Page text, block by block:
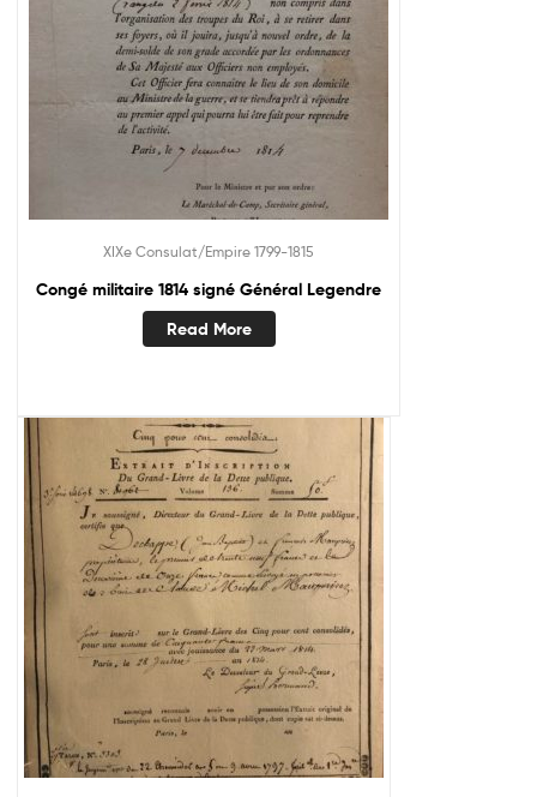
XIXe Consulat/Empire 1799-1815
Congé militaire 1814 signé Général Legendre
Read More